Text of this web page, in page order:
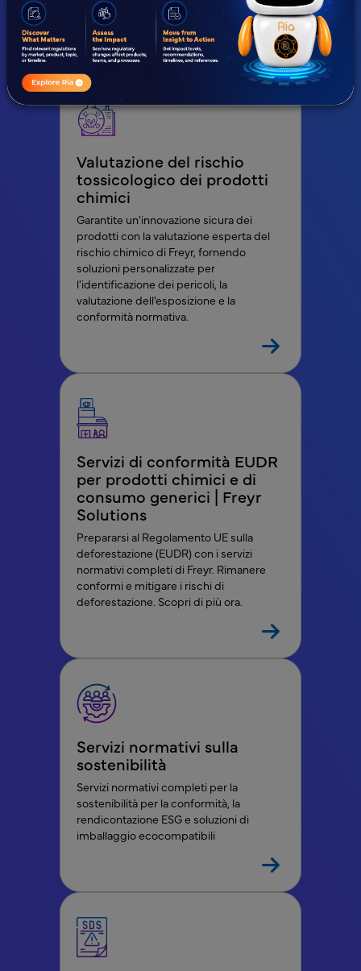
prodotti.
Valutazione del rischio
tossicologico dei prodotti
chimici
Garantite un'innovazione sicura dei
prodotti con la valutazione esperta del
rischio chimico di Freyr, fornendo
soluzioni personalizzate per
l'identificazione dei pericoli, la
valutazione dell'esposizione e la
conformità normativa.
Servizi di conformità EUDR
per prodotti chimici e di
consumo generici | Freyr
Solutions
Prepararsi al Regolamento UE sulla
deforestazione (EUDR) con i servizi
normativi completi di Freyr. Rimanere
conformi e mitigare i rischi di
deforestazione. Scopri di più ora.
Servizi normativi sulla
sostenibilità
Servizi normativi completi per la
sostenibilità per la conformità, la
rendicontazione ESG e soluzioni di
imballaggio ecocompatibili